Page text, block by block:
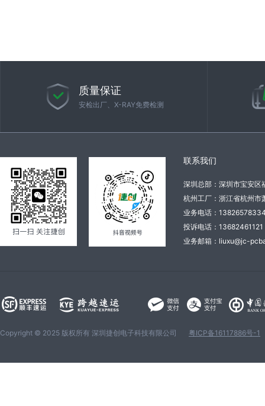
质量保证
安检出厂、X-RAY免费检测
联系我们
深圳总部：深圳市宝安
杭州工厂：浙江省杭州市
业务电话：
投诉电话：
业务邮箱：liuxu@jc-
Copyright © 2025 版权所有 深圳捷创电子科技有限公司 粤ICP备16117886号-1